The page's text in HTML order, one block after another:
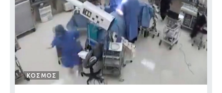
ΚΟΣΜΟΣ